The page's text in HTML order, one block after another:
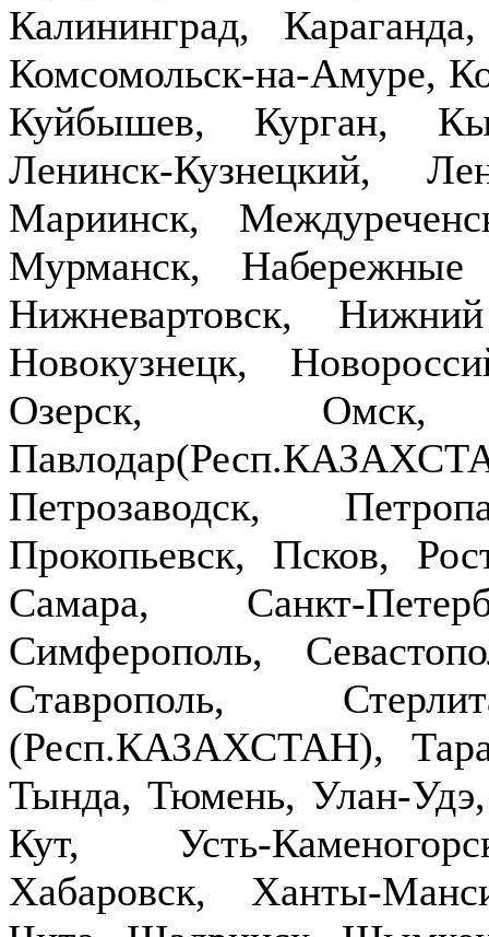
Калининград,
Комсомольск-на-Амуре,
Куйбышев, Курган,
Ленинск-Кузнецкий,
Мариинск,
Мурманск,
Нижневартовск,
Новокузнецк,
Озерск,
Петрозаводск,
Прокопьевск, Псков,
Самара, Санкт-
Симферополь,
Ставрополь,
(Респ.КАЗАХСТАН),
Тында, Тюмень, Улан-
Кут, Усть-
Хабаровск, Ханты-